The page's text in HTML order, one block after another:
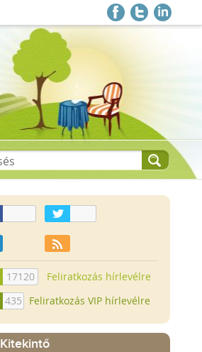
17120
Feliratkozás hírlevélre
435
Feliratkozás VIP hírlevélre
Kitekintő